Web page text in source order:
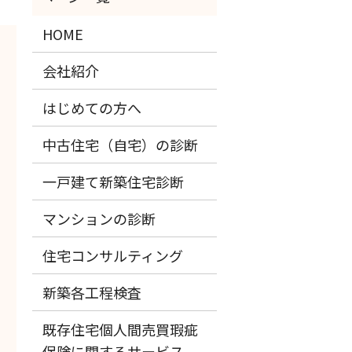
HOME
会社紹介
はじめての方へ
中古住宅（自宅）の診断
一戸建て新築住宅診断
マンションの診断
住宅コンサルティング
新築各工程検査
既存住宅個人間売買瑕疵